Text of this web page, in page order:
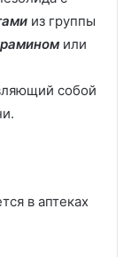
из группы
или
собой
в аптеках